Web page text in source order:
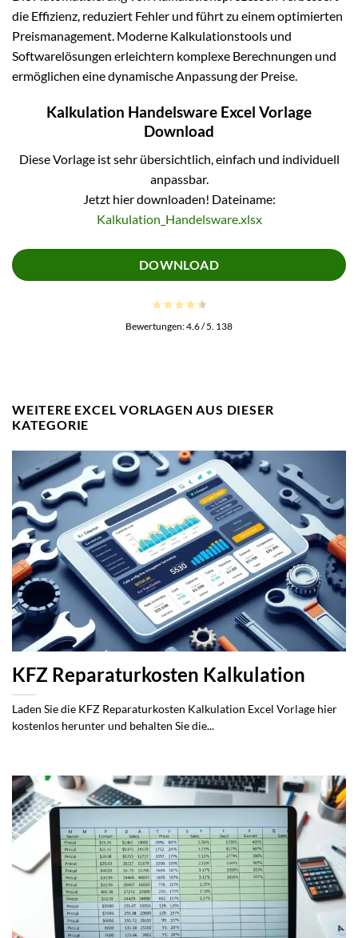
die Effizienz, reduziert Fehler und führt zu einem optimierten
Preismanagement. Moderne Kalkulationstools und
Softwarelösungen erleichtern komplexe Berechnungen und
ermöglichen eine dynamische Anpassung der Preise.
Kalkulation Handelsware Excel Vorlage
Download
Diese Vorlage ist sehr übersichtlich, einfach und individuell
anpassbar.
Jetzt hier downloaden! Dateiname:
Kalkulation_Handelsware.xlsx
DOWNLOAD
Bewertungen:4.6/ 5. 138
WEITERE EXCEL VORLAGEN AUS DIESER
KATEGORIE
KFZ Reparaturkosten Kalkulation
Laden Sie die KFZ Reparaturkosten Kalkulation Excel Vorlage hier
kostenlos herunter und behalten Sie die...